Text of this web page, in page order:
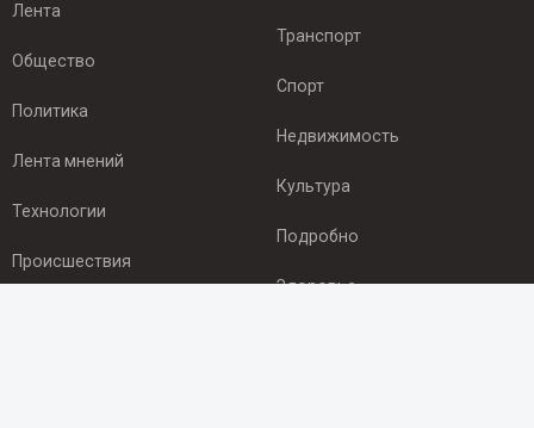
Лента
Общество
Политика
Лента мнений
Технологии
Происшествия
Транспорт
Спорт
Недвижимость
Культура
Подробно
Здоровье